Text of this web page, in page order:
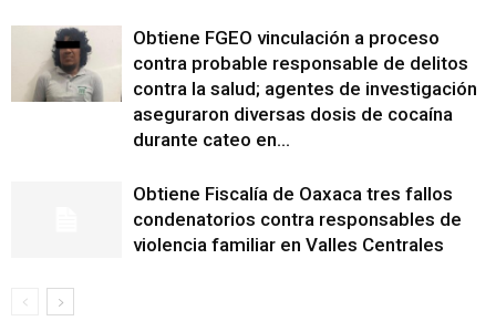
Obtiene FGEO vinculación a proceso
contra probable responsable de delitos
contra la salud; agentes de investigación
aseguraron diversas dosis de cocaína
durante cateo en...
Obtiene Fiscalía de Oaxaca tres fallos
condenatorios contra responsables de
violencia familiar en Valles Centrales